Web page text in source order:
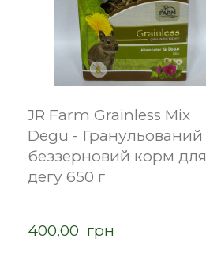
JR Farm Grainless Mix
Degu - Гранульований
беззерновий корм для
дегу 650 г
400,00  грн